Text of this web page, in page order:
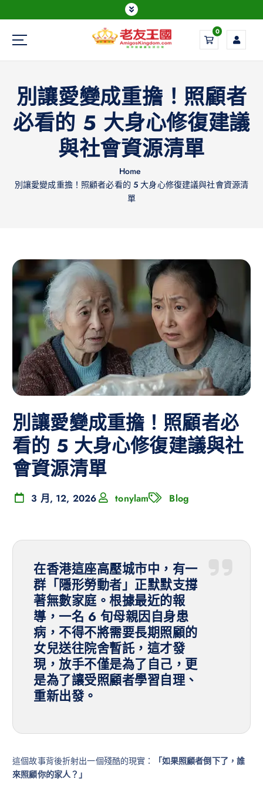
Everything is possible
0
別讓愛變成重擔！照顧者
必看的 5 大身心修復建議
與社會資源清單
Home
別讓愛變成重擔！照顧者必看的 5 大身心修復建議與社會資源清
單
別讓愛變成重擔！照顧者必
看的 5 大身心修復建議與社
會資源清單
3 月, 12, 2026 tonylam Blog
在香港這座高壓城市中，有一
群「隱形勞動者」正默默支撐
著無數家庭。根據最近的報
導，一名 6 旬母親因自身患
病，不得不將需要長期照顧的
女兒送往院舍暫託，這才發
現，放手不僅是為了自己，更
是為了讓受照顧者學習自理、
重新出發。
這個故事背後折射出一個殘酷的現實：
「如果照顧者倒下了，誰
來照顧你的家人？」